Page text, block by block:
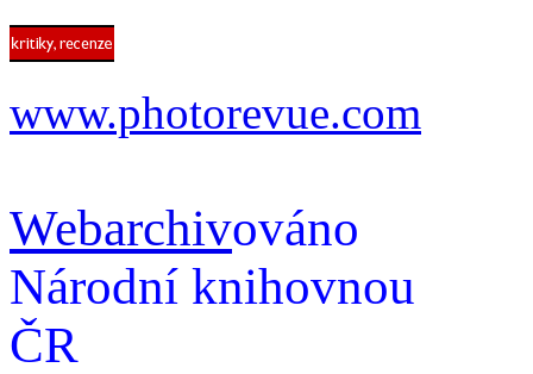
www.photorevue.com
Webarchivováno
Národní knihovnou
ČR